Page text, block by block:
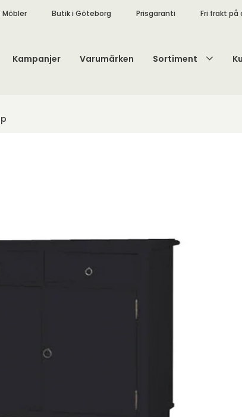
Möbler Butik i Göteborg Prisgaranti Fri frakt på
Kampanjer Varumärken Sortiment